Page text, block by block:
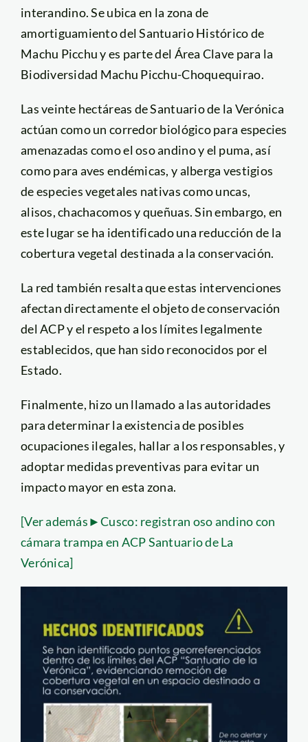
interandino. Se ubica en la zona de
amortiguamiento del Santuario Histórico de
Machu Picchu y es parte del Área Clave para la
Biodiversidad Machu Picchu-Choquequirao.
Las veinte hectáreas de Santuario de la Verónica
actúan como un corredor biológico para especies
amenazadas como el oso andino y el puma, así
como para aves endémicas, y alberga vestigios
de especies vegetales nativas como uncas,
alisos, chachacomos y queñuas. Sin embargo, en
este lugar se ha identificado una reducción de la
cobertura vegetal destinada a la conservación.
La red también resalta que estas intervenciones
afectan directamente el objeto de conservación
del ACP y el respeto a los límites legalmente
establecidos, que han sido reconocidos por el
Estado.
Finalmente, hizo un llamado a las autoridades
para determinar la existencia de posibles
ocupaciones ilegales, hallar a los responsables, y
adoptar medidas preventivas para evitar un
impacto mayor en esta zona.
[Ver además►Cusco: registran oso andino con
cámara trampa en ACP Santuario de La
Verónica]